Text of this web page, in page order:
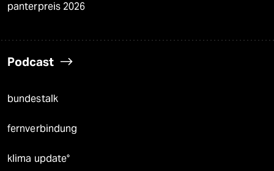
panterpreis 2026
Podcast
bundestalk
fernverbindung
klima update°